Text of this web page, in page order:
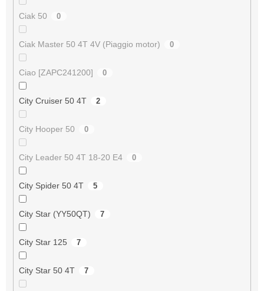
Ciak 50 0
Ciak Master 50 4T 4V (Piaggio motor) 0
Ciao [ZAPC241200] 0
City Cruiser 50 4T 2
City Hooper 50 0
City Leader 50 4T 18-20 E4 0
City Spider 50 4T 5
City Star (YY50QT) 7
City Star 125 7
City Star 50 4T 7